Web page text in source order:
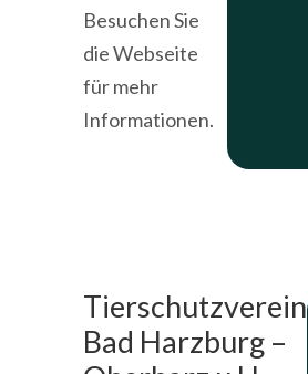
Besuchen Sie
die Webseite
für mehr
Informationen.
Tierschutzverein
Bad Harzburg –